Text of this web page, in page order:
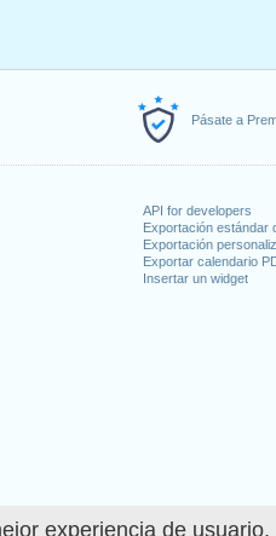
experiencia de
Pásate a
API for developers
Exportación estándar
Exportación
Exportar calendario
Insertar un widget